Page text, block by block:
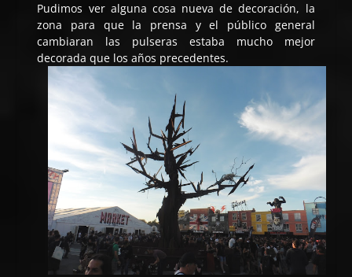
Pudimos ver alguna cosa nueva de decoración, la
zona para que la prensa y el público general
cambiaran las pulseras estaba mucho mejor
decorada que los años precedentes.